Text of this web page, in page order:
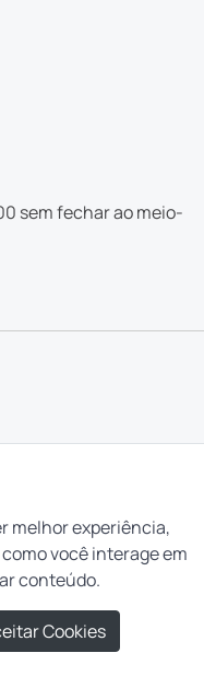
sem fechar ao meio-
de Imóveis
melhor experiência,
você interage em
conteúdo.
Cookies